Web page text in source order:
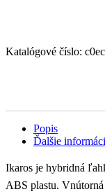
Katalógové číslo:
Popis
Ďalšie
Ikaros je hybridná
ABS plastu.